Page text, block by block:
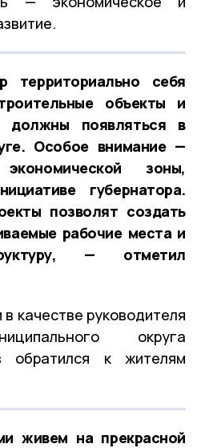
территориально себя
объекты и
должны появляться в
Особое внимание —
зоны,
губернатора.
позволят создать
рабочие места и
— отметил
качестве руководителя
округа
обратился к жителям
живем на прекрасной